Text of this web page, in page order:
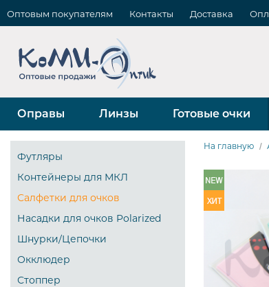
Оптовым покупателям Контакты Доставка
Оправы Линзы Готовые очки
Футляры
Контейнеры для МКЛ
Салфетки для очков
Насадки для очков Polarized
Шнурки/Цепочки
Окклюдер
Стоппер
На главную